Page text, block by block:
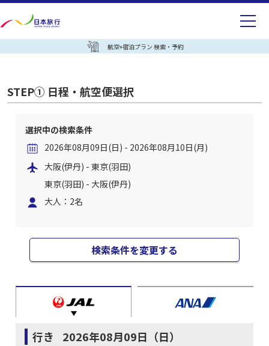
航空+宿泊プラン 検索・予約
STEP① 日程・航空便選択
選択中の検索条件
2026年08月09日(日) - 2026年08月10日(月)
大阪(伊丹) - 東京(羽田)
東京(羽田) - 大阪(伊丹)
大人：2名
検索条件を変更する
行き 2026年08月09日（日）